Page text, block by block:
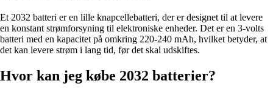
Et 2032 batteri er en lille knapcellebatteri, der er designet til at levere
en konstant strømforsyning til elektroniske enheder. Det er en 3-volts
batteri med en kapacitet på omkring 220-240 mAh, hvilket betyder, at
det kan levere strøm i lang tid, før det skal udskiftes.
Hvor kan jeg købe 2032 batterier?